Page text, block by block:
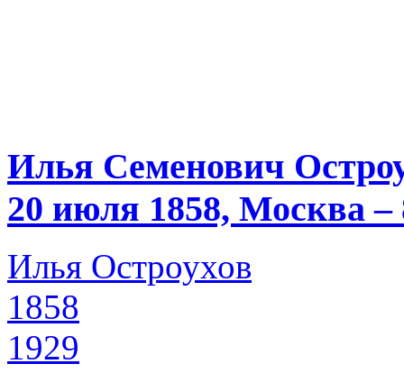
Илья Семенович
20 июля 1858, Москва
Илья Остроухов
1858
1929